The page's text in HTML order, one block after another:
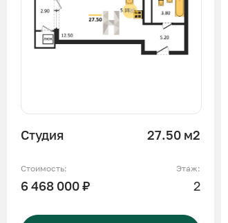
Студия 27.50 м2
Стоимость:
6 468 000 ₽
Этаж:
2